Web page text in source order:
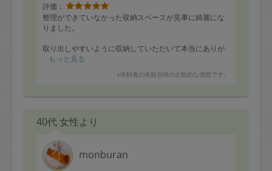
評価：
整理ができていなかった収納スペースが見事に綺麗にな
りました。
取り出しやすいように収納していただいて本当にありが
とうございます！
もっと見る
※依頼者の依頼当時の主観的な感想です。
40代 女性より
monburan